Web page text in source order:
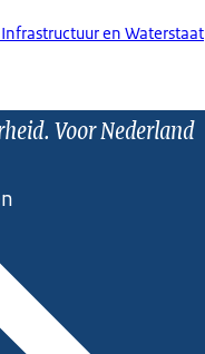
en Waterstaat
Voor Nederland